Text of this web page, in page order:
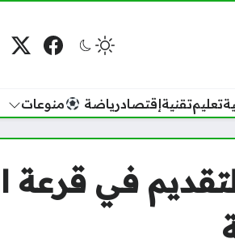
فيسبوك
تعليمتقنيةإقتصادرياضة منوعات